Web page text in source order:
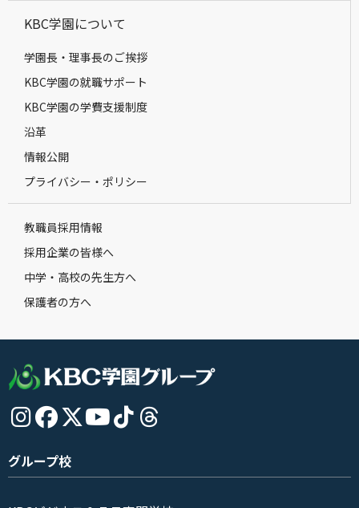
KBC学園について
学園長・理事長のご挨拶
KBC学園の就職サポート
KBC学園の学費支援制度
沿革
情報公開
プライバシー・ポリシー
教職員採用情報
採用企業の皆様へ
中学・高校の先生方へ
保護者の方へ
グループ校